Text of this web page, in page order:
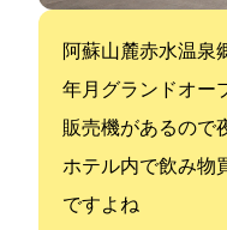
阿蘇山麓赤水温泉郷
年7月グランドオ
販売機があるので
ホテル内で飲み物
ですよね